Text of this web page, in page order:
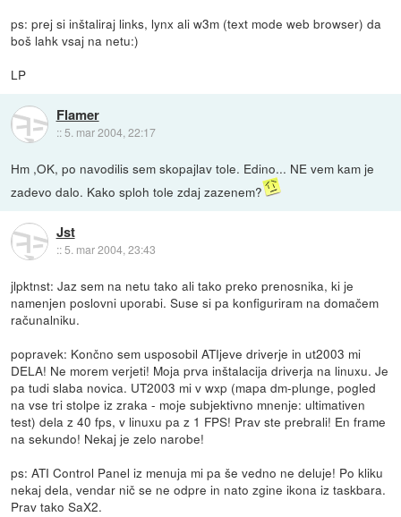
ps: prej si inštaliraj links, lynx ali w3m (text mode web browser) da
boš lahk vsaj na netu:)
LP
Flamer
:: 5. mar 2004, 22:17
Hm ,OK, po navodilis sem skopajlav tole. Edino... NE vem kam je
zadevo dalo. Kako sploh tole zdaj zazenem?
Jst
::5. mar 2004, 23:43
jlpktnst: Jaz sem na netu tako ali tako preko prenosnika, ki je
namenjen poslovni uporabi. Suse si pa konfiguriram na domačem
računalniku.
popravek: Končno sem usposobil ATIjeve driverje in ut2003 mi
DELA! Ne morem verjeti! Moja prva inštalacija driverja na linuxu. Je
pa tudi slaba novica. UT2003 mi v wxp (mapa dm-plunge, pogled
na vse tri stolpe iz zraka - moje subjektivno mnenje: ultimativen
test) dela z 40 fps, v linuxu pa z 1 FPS! Prav ste prebrali! En frame
na sekundo! Nekaj je zelo narobe!
ps: ATI Control Panel iz menuja mi pa še vedno ne deluje! Po kliku
nekaj dela, vendar nič se ne odpre in nato zgine ikona iz taskbara.
Prav tako SaX2.